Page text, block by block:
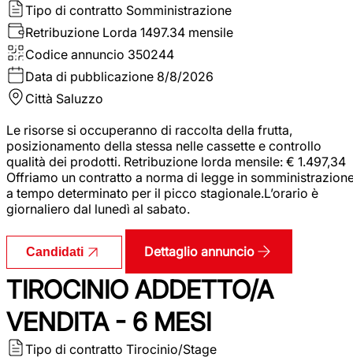
Tipo di contratto Somministrazione
Retribuzione Lorda 1497.34 mensile
Codice annuncio 350244
Data di pubblicazione 8/8/2026
Città Saluzzo
Le risorse si occuperanno di raccolta della frutta,
posizionamento della stessa nelle cassette e controllo
qualità dei prodotti. Retribuzione lorda mensile: € 1.497,34
Offriamo un contratto a norma di legge in
a tempo determinato per il picco stagionale.L’orario è
giornaliero dal lunedì al sabato.
Candidati Dettaglio annuncio
TIROCINIO ADDETTO/A
VENDITA - 6 MESI
Tipo di contratto Tirocinio/Stage